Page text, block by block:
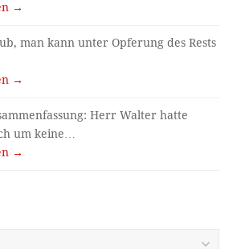
→
man kann unter Opferung des Rests
→
Herr Walter hatte
um keine…
→